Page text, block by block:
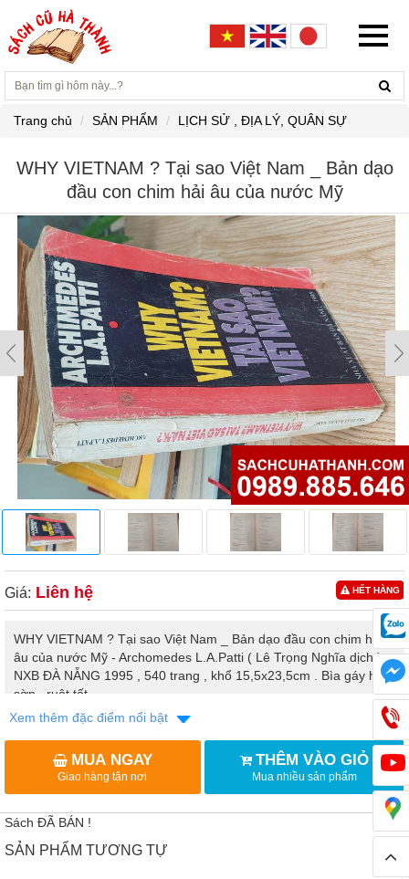
Trang chủ SẢN PHẨM LỊCH SỬ , ĐỊA LÝ, QUÂN SỰ
WHY VIETNAM ? Tại sao Việt Nam _ Bản dạo
đầu con chim hải âu của nước Mỹ
HẾT HÀNG
Giá: Liên hệ
WHY VIETNAM ? Tại sao Việt Nam _ Bản dạo đầu con chim hải
âu của nước Mỹ - Archomedes L.A.Patti ( Lê Trọng Nghĩa dịch ) ,
NXB ĐÀ NẴNG 1995 , 540 trang , khổ 15,5x23,5cm . Bìa gáy hơi
sờn , ruột tốt .
Xem thêm đặc điểm nổi bật
MUA NGAY
Giao hàng tận nơi
THÊM VÀO GIỎ
Mua nhiều sản phẩm
Sách ĐÃ BÁN !
SẢN PHẨM TƯƠNG TỰ